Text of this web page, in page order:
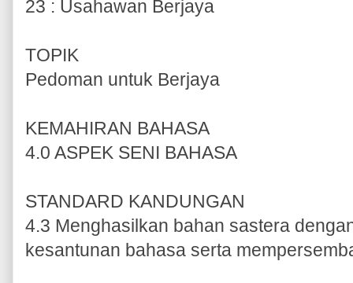
23 : Usahawan Berjaya
TOPIK
Pedoman untuk Berjaya
KEMAHIRAN BAHASA
4.0 ASPEK SENI BAHASA
STANDARD KANDUNGAN
4.3 Menghasilkan bahan sastera
kesantunan bahasa serta